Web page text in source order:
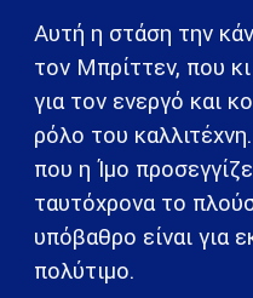
Αυτή η στάση την
τον Μπρίττεν, που
για τον ενεργό και
ρόλο του
που η Ίμο
ταυτόχρονα το
υπόβαθρο είναι για
πολύτιμο.